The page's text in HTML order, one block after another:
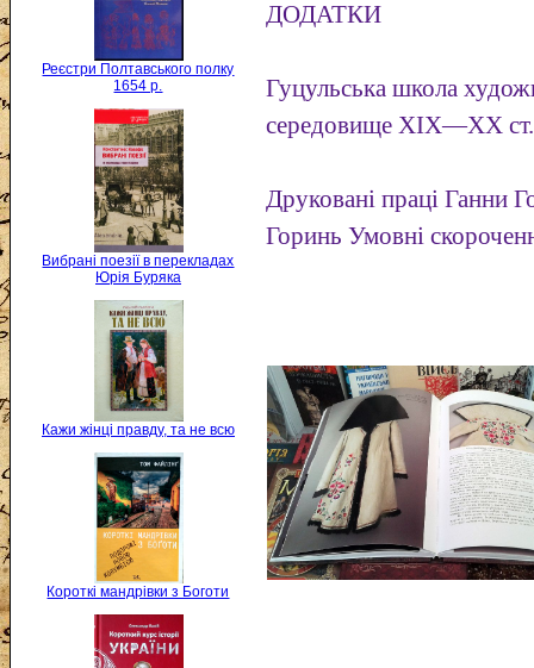
Реєстри Полтавського полку
1654 р.
Вибрані поезії в перекладах
Юрія Буряка
Кажи жінці правду, та не всю
Короткі мандрівки з Боготи
ДОДАТКИ
Гуцульська школа
середовище XIX—XX ст.
Друковані праці Ганни
Горинь Умовні